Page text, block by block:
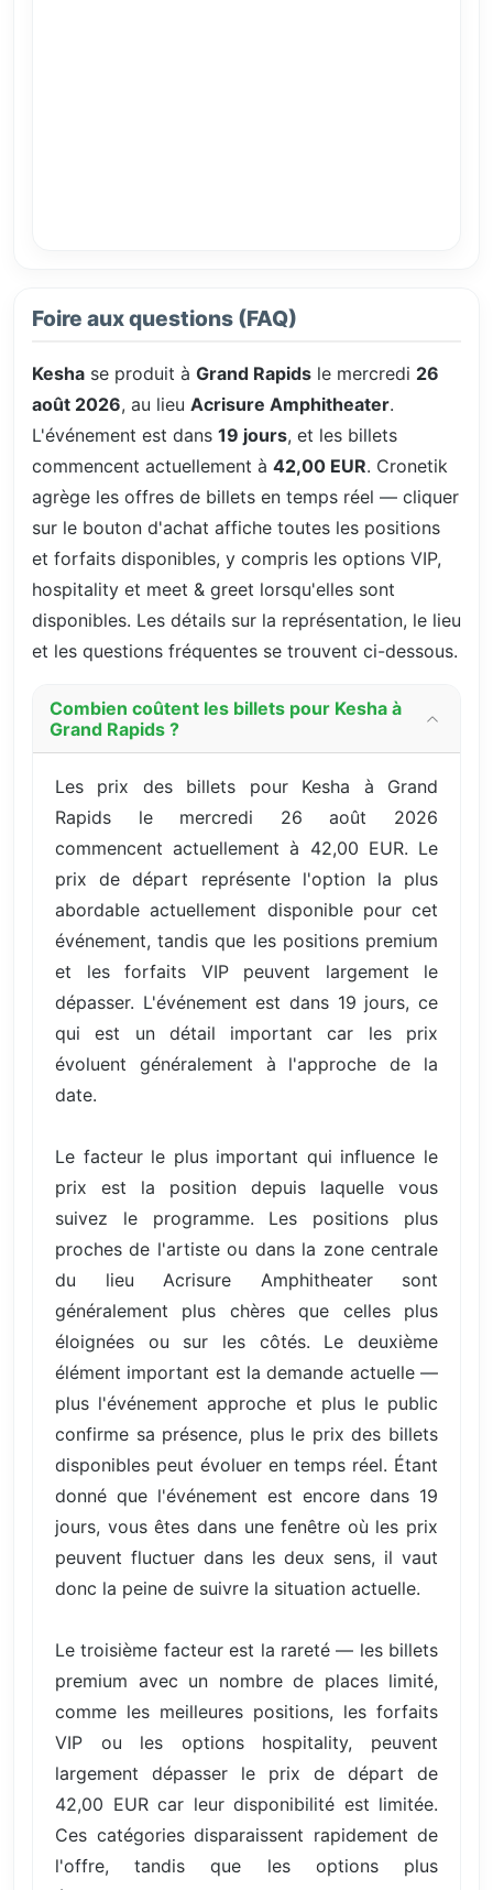
Foire aux questions (FAQ)
Kesha se produit à Grand Rapids le mercredi 26
août 2026, au lieu Acrisure Amphitheater.
L'événement est dans 19 jours, et les billets
commencent actuellement à 42,00 EUR. Cronetik
agrège les offres de billets en temps réel — cliquer
sur le bouton d'achat affiche toutes les positions
et forfaits disponibles, y compris les options VIP,
hospitality et meet & greet lorsqu'elles sont
disponibles. Les détails sur la représentation, le lieu
et les questions fréquentes se trouvent ci-dessous.
Combien coûtent les billets pour Kesha à
Grand Rapids ?
Les prix des billets pour Kesha à Grand
Rapids le mercredi 26 août 2026
commencent actuellement à 42,00 EUR. Le
prix de départ représente l'option la plus
abordable actuellement disponible pour cet
événement, tandis que les positions premium
et les forfaits VIP peuvent largement le
dépasser. L'événement est dans 19 jours, ce
qui est un détail important car les prix
évoluent généralement à l'approche de la
date.
Le facteur le plus important qui influence le
prix est la position depuis laquelle vous
suivez le programme. Les positions plus
proches de l'artiste ou dans la zone centrale
du lieu Acrisure Amphitheater sont
généralement plus chères que celles plus
éloignées ou sur les côtés. Le deuxième
élément important est la demande actuelle —
plus l'événement approche et plus le public
confirme sa présence, plus le prix des billets
disponibles peut évoluer en temps réel. Étant
donné que l'événement est encore dans 19
jours, vous êtes dans une fenêtre où les prix
peuvent fluctuer dans les deux sens, il vaut
donc la peine de suivre la situation actuelle.
Le troisième facteur est la rareté — les billets
premium avec un nombre de places limité,
comme les meilleures positions, les forfaits
VIP ou les options hospitality, peuvent
largement dépasser le prix de départ de
42,00 EUR car leur disponibilité est limitée.
Ces catégories disparaissent rapidement de
l'offre, tandis que les options plus